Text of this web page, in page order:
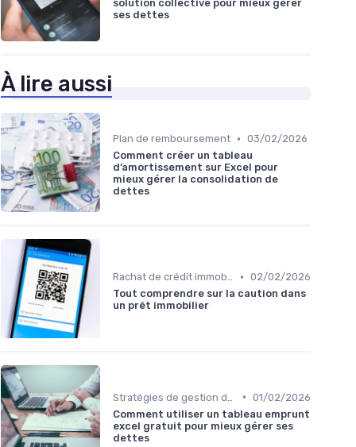
solution collective pour mieux gérer
ses dettes
À lire aussi
Plan de remboursement • 03/02/2026
Comment créer un tableau
d’amortissement sur Excel pour
mieux gérer la consolidation de
dettes
Rachat de crédit immobilier • 02/02/2026
Tout comprendre sur la caution dans
un prêt immobilier
• 01/02/2026
Comment utiliser un tableau emprunt
excel gratuit pour mieux gérer ses
dettes